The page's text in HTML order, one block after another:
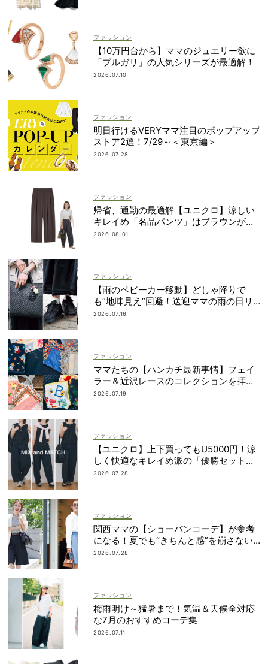
ファッション
【10万円台から】ママのジュエリー欲に
「ブルガリ」の人気シリーズが最適解！
2026.07.10
ファッション
明日行けるVERYママ注目のポップアップ
ストア2選！7/29～＜東京編＞
2026.07.28
ファッション
帰省、通勤の最適解【ユニクロ】涼しい
キレイめ「名品パンツ」はブラウンが使
える！
2026.08.01
ファッション
【雨のベビーカー移動】どしゃ降りで
も“地味見え”回避！送迎ママの雨の日リ
アルSNAP
2026.07.16
ファッション
ママたちの【ハンカチ最新事情】フェイ
ラー＆近沢レースのコレクションを拝
見！
2026.07.19
ファッション
【ユニクロ】上下買ってもU5000円！涼
しく快適なキレイめ派の「優勝セット」
は着回し力も
2026.07.28
ファッション
関西ママの【ショーパンコーデ】が参考
になる！夏でも“きちんと感”を崩さない
コツに注目
2026.07.28
ファッション
梅雨明け～猛暑まで！気温＆天候全対応
な7月のおすすめコーデ集
2026.07.11